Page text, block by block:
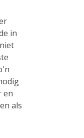
in
en
als